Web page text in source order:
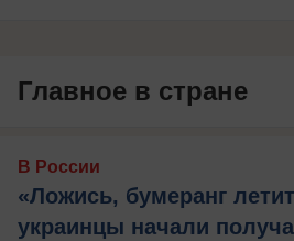
Главное в стране
В России
«Ложись, бумеранг
украинцы начали